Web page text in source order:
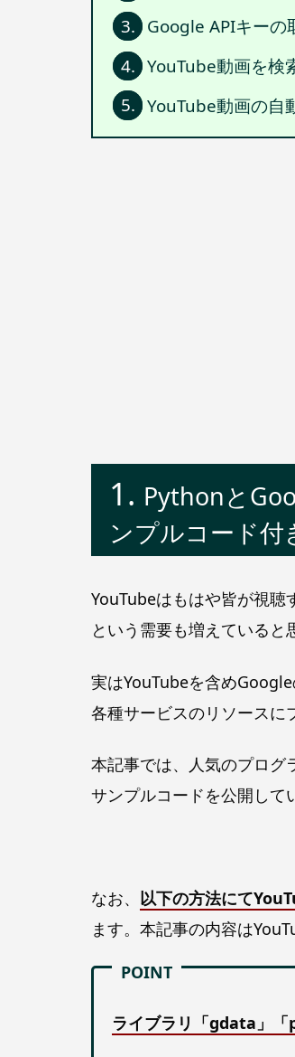
3. Google APIキーの
4. YouTube動画を検
5. YouTube動画の自
Pythonと
ンプルコード付
YouTubeはもはや皆が視聴
という需要も増えていると
実はYouTubeを含め
各種サービスのリソースに
本記事では、人気のプログ
サンプルコードを公開して
なお、 以下の方法にて
ます。本記事の内容は
ライブラリ「gdata」「